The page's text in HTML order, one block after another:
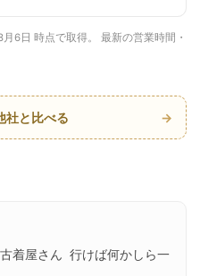
6日 時点で取得。 最新の営業時間・
社と比べる →
着屋さん  行けば何かしら一